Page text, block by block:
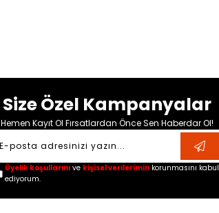
Size Özel Kampanyalar
Hemen Kayıt Ol Fırsatlardan Önce Sen Haberdar Ol!
Üyelik koşullarını ve kişisel verilerimin korunmasını kabul
ediyorum.